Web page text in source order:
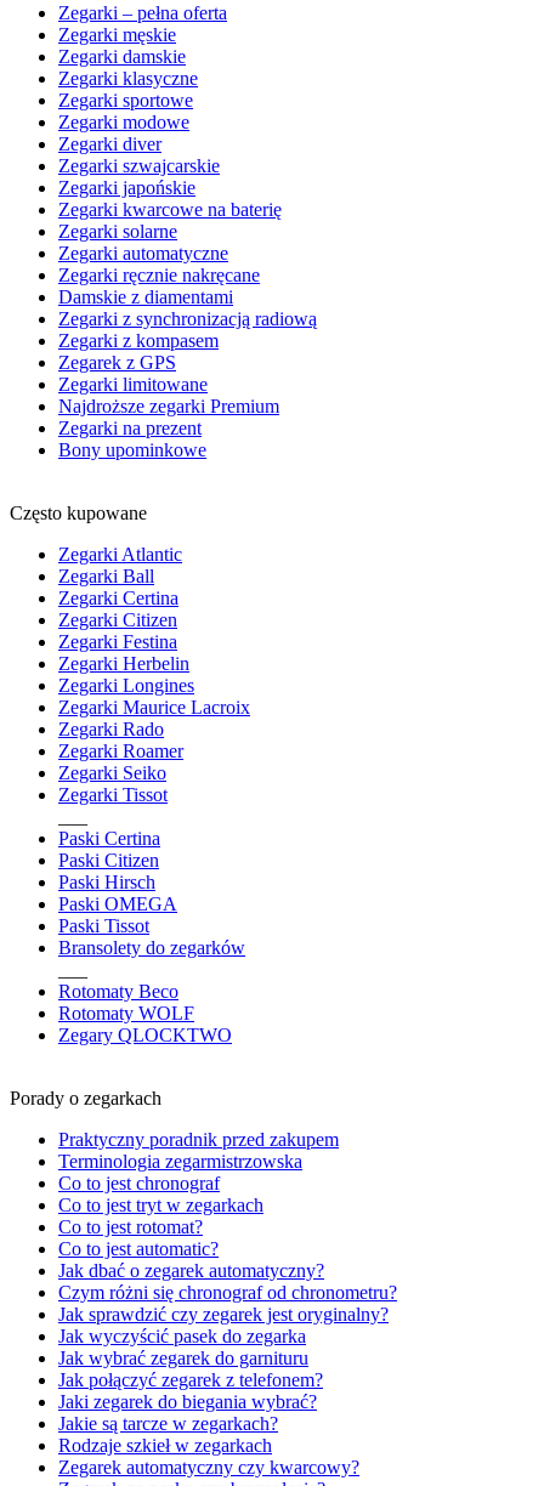
Zegarki – pełna oferta
Zegarki męskie
Zegarki damskie
Zegarki klasyczne
Zegarki sportowe
Zegarki modowe
Zegarki diver
Zegarki szwajcarskie
Zegarki japońskie
Zegarki kwarcowe na baterię
Zegarki solarne
Zegarki automatyczne
Zegarki ręcznie nakręcane
Damskie z diamentami
Zegarki z synchronizacją radiową
Zegarki z kompasem
Zegarek z GPS
Zegarki limitowane
Najdroższe zegarki Premium
Zegarki na prezent
Bony upominkowe
Często kupowane
Zegarki Atlantic
Zegarki Ball
Zegarki Certina
Zegarki Citizen
Zegarki Festina
Zegarki Herbelin
Zegarki Longines
Zegarki Maurice Lacroix
Zegarki Rado
Zegarki Roamer
Zegarki Seiko
Zegarki Tissot
Paski Certina
Paski Citizen
Paski Hirsch
Paski OMEGA
Paski Tissot
Bransolety do zegarków
Rotomaty Beco
Rotomaty WOLF
Zegary QLOCKTWO
Porady o zegarkach
Praktyczny poradnik przed zakupem
Terminologia zegarmistrzowska
Co to jest chronograf
Co to jest tryt w zegarkach
Co to jest rotomat?
Co to jest automatic?
Jak dbać o zegarek automatyczny?
Czym różni się chronograf od chronometru?
Jak sprawdzić czy zegarek jest oryginalny?
Jak wyczyścić pasek do zegarka
Jak wybrać zegarek do garnituru
Jak połączyć zegarek z telefonem?
Jaki zegarek do biegania wybrać?
Jakie są tarcze w zegarkach?
Rodzaje szkieł w zegarkach
Zegarek automatyczny czy kwarcowy?